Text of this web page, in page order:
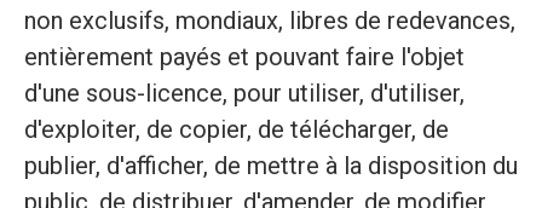
non exclusifs, mondiaux, libres de redevances,
entièrement payés et pouvant faire l'objet
d'une sous-licence, pour utiliser, d'utiliser,
d'exploiter, de copier, de télécharger, de
publier, d'afficher, de mettre à la disposition du
public, de distribuer, d'amender, de modifier,